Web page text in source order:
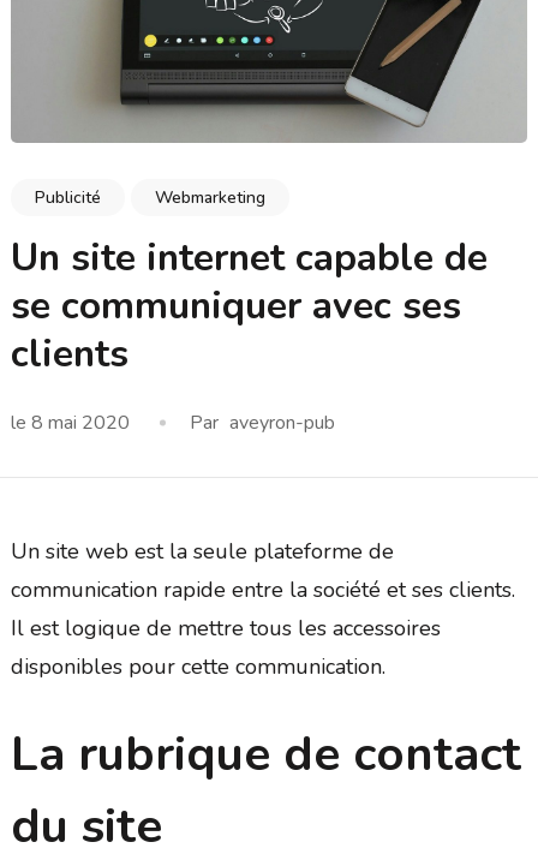
Publicité Webmarketing
Un site internet capable de
se communiquer avec ses
clients
le 8 mai 2020 Par aveyron-pub
Un site web est la seule plateforme de
communication rapide entre la société et ses clients.
Il est logique de mettre tous les accessoires
disponibles pour cette communication.
La rubrique de contact
du site